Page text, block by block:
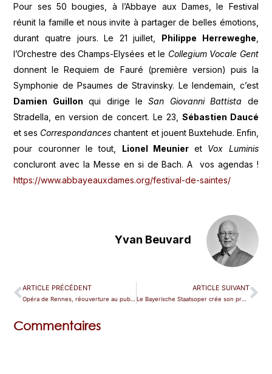
Pour ses 50 bougies, à l’Abbaye aux Dames, le Festival
réunit la famille et nous invite à partager de belles émotions,
durant quatre jours. Le 21 juillet, Philippe Herreweghe
l’Orchestre des Champs-Elysées et le Collegium Vocale Gent
donnent le Requiem de Fauré (première version) puis la
Symphonie de Psaumes de Stravinsky. Le lendemain, c’est
Damien Guillon qui dirige leSan Giovanni Battista de
Stradella, en version de concert. Le 23, Sébastien Daucé
et ses Correspondances chantent et jouent Buxtehude. Enfin,
pour couronner le tout, Lionel Meunieret Vox Luminis
concluront avec la Messe en si de Bach. A vos agendas !
https://www.abbayeauxdames.org/festival-de-saintes/
Yvan Beuvard
ARTICLE PRÉCÉDENT
Opéra de Rennes, réouverture au public
ARTICLE SUIVANT
Le Bayerische Staatsoper crée son propre label
Commentaires